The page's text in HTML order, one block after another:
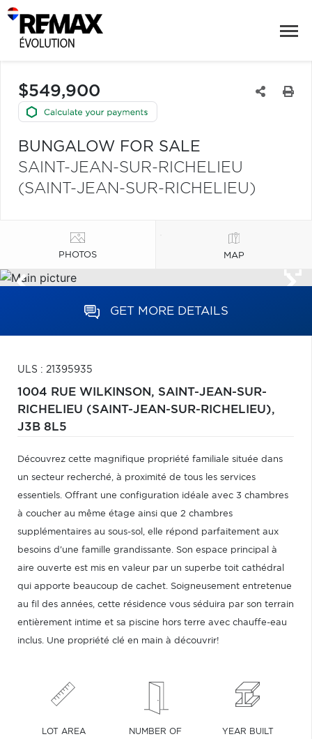
$549,900
BUNGALOW FOR SALE
SAINT-JEAN-SUR-RICHELIEU
(SAINT-JEAN-SUR-RICHELIEU)
PHOTOS MAP
GET MORE DETAILS
ULS : 21395935
1004 RUE WILKINSON, SAINT-JEAN-SUR-
RICHELIEU (SAINT-JEAN-SUR-RICHELIEU),
J3B 8L5
Découvrez cette magnifique propriété familiale située dans
un secteur recherché, à proximité de tous les services
essentiels. Offrant une configuration idéale avec 3 chambres
à coucher au même étage ainsi que 2 chambres
supplémentaires au sous-sol, elle répond parfaitement aux
besoins d'une famille grandissante. Son espace principal à
aire ouverte est mis en valeur par un superbe toit cathédral
qui apporte beaucoup de cachet. Soigneusement entretenue
au fil des années, cette résidence vous séduira par son terrain
entièrement intime et sa piscine hors terre avec chauffe-eau
inclus. Une propriété clé en main à découvrir!
LOT AREA
NUMBER OF
YEAR BUILT